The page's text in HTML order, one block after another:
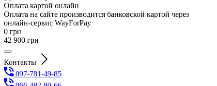
Оплата картой онлайн
Оплата на сайте производится банковской картой через
онлайн-сервис WayForPay
0 грн
42 900 грн
Контакты
097-781-49-85